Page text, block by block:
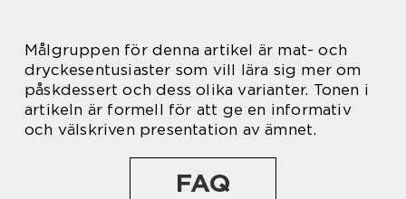
Målgruppen för denna artikel är mat- och
dryckesentusiaster som vill lära sig mer om
påskdessert och dess olika varianter. Tonen i
artikeln är formell för att ge en informativ
och välskriven presentation av ämnet.
FAQ